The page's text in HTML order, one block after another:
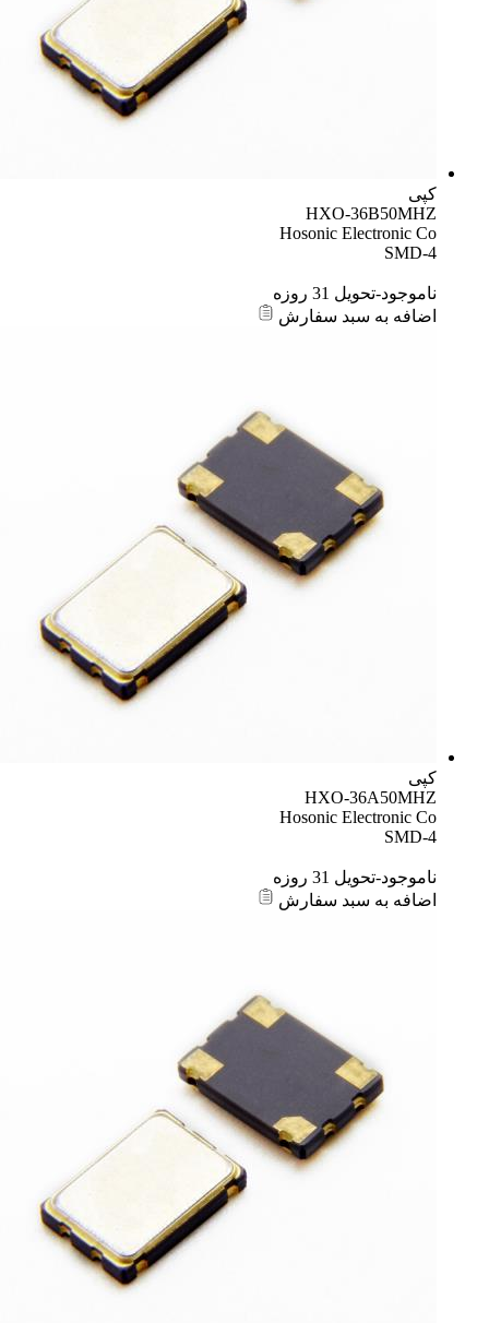
کپی
HXO-36B50MHZ
Hosonic Electronic Co
SMD-4
ناموجود-تحویل 31 روزه
اضافه به سبد سفارش
کپی
HXO-36A50MHZ
Hosonic Electronic Co
SMD-4
ناموجود-تحویل 31 روزه
اضافه به سبد سفارش